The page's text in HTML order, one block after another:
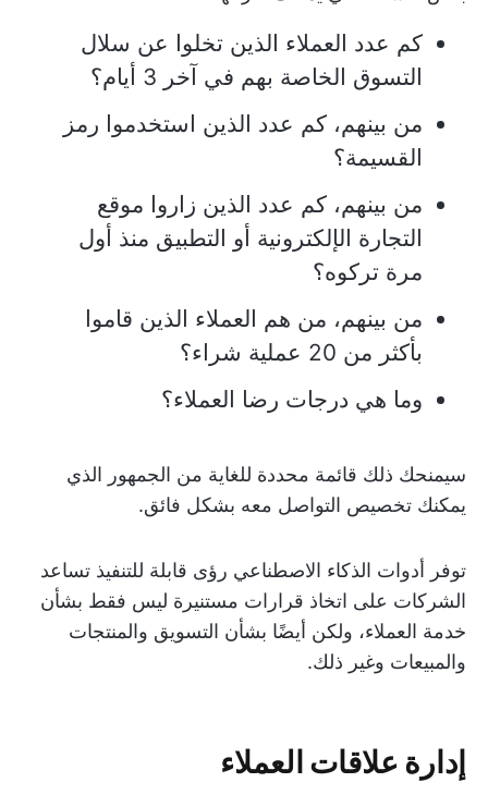
كم عدد العملاء الذين تخلوا عن سلال
التسوق الخاصة بهم في آخر 3 أيام؟
من بينهم، كم عدد الذين استخدموا رمز
القسيمة؟
من بينهم، كم عدد الذين زاروا موقع
التجارة الإلكترونية أو التطبيق منذ أول
مرة تركوه؟
من بينهم، من هم العملاء الذين قاموا
بأكثر من 20 عملية شراء؟
وما هي درجات رضا العملاء؟
سيمنحك ذلك قائمة محددة للغاية من الجمهور الذي
يمكنك تخصيص التواصل معه بشكل فائق.
توفر أدوات الذكاء الاصطناعي رؤى قابلة للتنفيذ تساعد
الشركات على اتخاذ قرارات مستنيرة ليس فقط بشأن
خدمة العملاء، ولكن أيضًا بشأن التسويق والمنتجات
والمبيعات وغير ذلك.
إدارة علاقات العملاء